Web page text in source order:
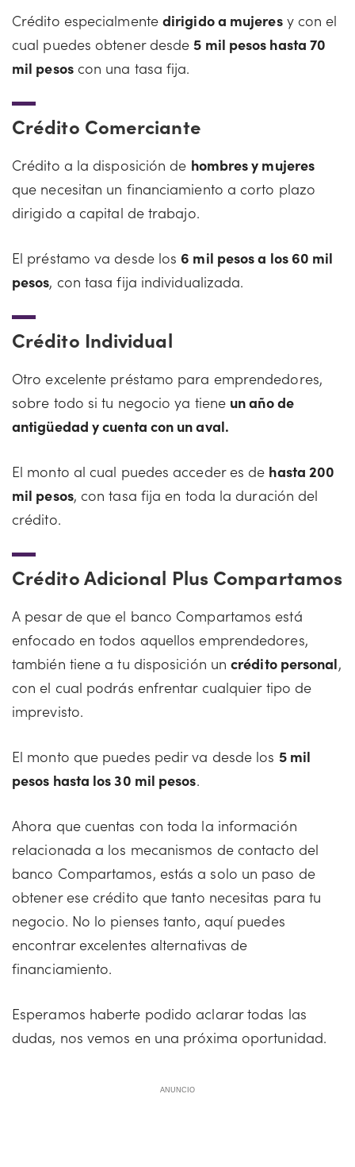
Crédito especialmente dirigido a mujeresy con el
cual puedes obtener desde5 mil pesos hasta 70
mil pesoscon una tasa fija.
Crédito Comerciante
Crédito a la disposición de hombres y mujeres
que necesitan un financiamiento a corto plazo
dirigido a capital de trabajo.
El préstamo va desde los 6 mil pesos a los 60 mil
pesos, con tasa fija individualizada.
Crédito Individual
Otro excelente préstamo para emprendedores,
sobre todo si tu negocio ya tiene un año de
antigüedad y cuenta con un aval.
El monto al cual puedes acceder es de hasta 200
mil pesos, con tasa fija en toda la duración del
crédito.
Crédito Adicional Plus Compartamos
A pesar de que el banco Compartamos está
enfocado en todos aquellos emprendedores,
también tiene a tu disposición uncrédito personal,
con el cual podrás enfrentar cualquier tipo de
imprevisto.
El monto que puedes pedir va desde los 5 mil
pesos hasta los 30 mil pesos.
Ahora que cuentas con toda la información
relacionada a los mecanismos de contacto del
banco Compartamos, estás a solo un paso de
obtener ese crédito que tanto necesitas para tu
negocio. No lo pienses tanto, aquí puedes
encontrar excelentes alternativas de
financiamiento.
Esperamos haberte podido aclarar todas las
dudas, nos vemos en una próxima oportunidad.
ANUNCIO